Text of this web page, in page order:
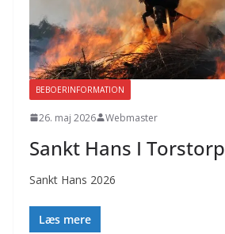
BEBOERINFORMATION
26. maj 2026 Webmaster
Sankt Hans I Torstorp
Sankt Hans 2026
Læs mere